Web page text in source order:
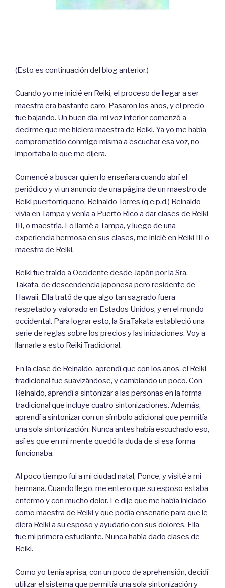
(Esto es continuación del blog anterior.)
Cuando yo me inicié en Reiki, el proceso de llegar a ser
maestra era bastante caro. Pasaron los años, y el precio
fue bajando. Un buen día, mi voz interior comenzó a
decirme que me hiciera maestra de Reiki. Ya yo me había
comprometido conmigo misma a escuchar esa voz, no
importaba lo que me dijera.
Comencé a buscar quien lo enseñara cuando abrí el
periódico y vi un anuncio de una página de un maestro de
Reiki puertorriqueño, Reinaldo Torres (q.e.p.d.) Reinaldo
vivía en Tampa y venía a Puerto Rico a dar clases de Reiki
III, o maestría. Lo llamé a Tampa, y luego de una
experiencia hermosa en sus clases, me inicié en Reiki III o
maestra de Reiki.
Reiki fue traído a Occidente desde Japón por la Sra.
Takata, de descendencia japonesa pero residente de
Hawaii. Ella trató de que algo tan sagrado fuera
respetado y valorado en Estados Unidos, y en el mundo
occidental. Para lograr esto, la Sra.Takata estableció una
serie de reglas sobre los precios y las iniciaciones. Voy a
llamarle a esto Reiki Tradicional.
En la clase de Reinaldo, aprendí que con los años, el Reiki
tradicional fue suavizándose, y cambiando un poco. Con
Reinaldo, aprendí a sintonizar a las personas en la forma
tradicional que incluye cuatro sintonizaciones. Además,
aprendí a sintonizar con un símbolo adicional que permitía
una sola sintonización. Nunca antes había escuchado eso,
así es que en mi mente quedó la duda de si esa forma
funcionaba.
Al poco tiempo fui a mi ciudad natal, Ponce, y visité a mi
hermana. Cuando llego, me entero que su esposo estaba
enfermo y con mucho dolor. Le dije que me había iniciado
como maestra de Reiki y que podía enseñarle para que le
diera Reiki a su esposo y ayudarlo con sus dolores. Ella
fue mi primera estudiante. Nunca había dado clases de
Reiki.
Como yo tenía aprisa, con un poco de aprehensión, decidí
utilizar el sistema que permitía una sola sintonización y